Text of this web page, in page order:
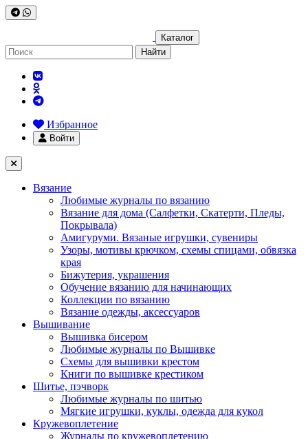
Каталог
Найти
Избранное
Войти
Вязание
Любимые журналы по вязанию
Вязание для дома (Салфетки, Скатерти, Пледы,
Покрывала)
Амигуруми. Вязаные игрушки, сувениры
Узоры, мотивы крючком, схемы спицами, обвязка
края
Бижутерия, украшения
Обучение вязанию для начинающих
Коллекции по вязанию
Вязание одежды, аксессуаров
Вышивание
Вышивка бисером
Любимые журналы по Вышивке
Схемы для вышивки крестом
Книги по вышивке крестиком
Шитье, пэчворк
Любимые журналы по шитью
Мягкие игрушки, куклы, одежда для кукол
Кружевоплетение
Журналы по кружевоплетению